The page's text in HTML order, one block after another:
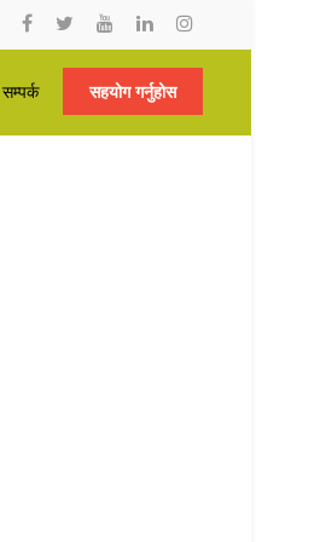
सहयोग गर्नुहोस
सम्पर्क